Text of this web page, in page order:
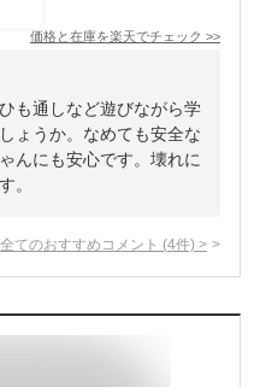
価格と在庫を楽天でチェック >>
も通しなど遊びながら学
ょうか。なめても安全な
んにも安心です。壊れに
。
全てのおすすめコメント (4件) >